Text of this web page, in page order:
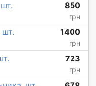
850
грн
шт. 1400
грн
723
грн